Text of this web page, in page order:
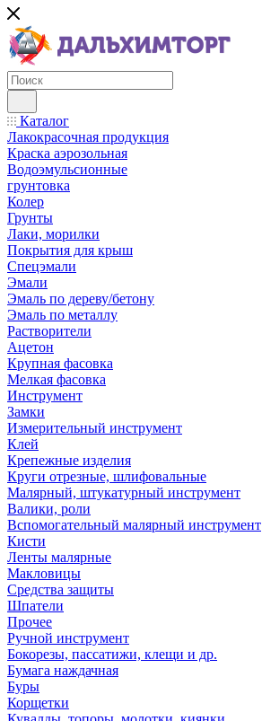
Каталог
Лакокрасочная продукция
Краска аэрозольная
Водоэмульсионные
грунтовка
Колер
Грунты
Лаки, морилки
Покрытия для крыш
Спецэмали
Эмали
Эмаль по дереву/бетону
Эмаль по металлу
Растворители
Ацетон
Крупная фасовка
Мелкая фасовка
Инструмент
Замки
Измерительный инструмент
Клей
Крепежные изделия
Круги отрезные, шлифовальные
Малярный, штукатурный инструмент
Валики, роли
Вспомогательный малярный инструмент
Кисти
Ленты малярные
Макловицы
Средства защиты
Шпатели
Прочее
Ручной инструмент
Бокорезы, пассатижи, клещи и др.
Бумага наждачная
Буры
Корщетки